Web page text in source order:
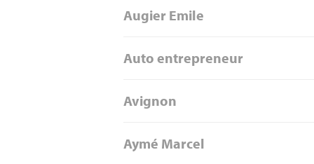
Augier Emile
Auto entrepreneur
Avignon
Aymé Marcel